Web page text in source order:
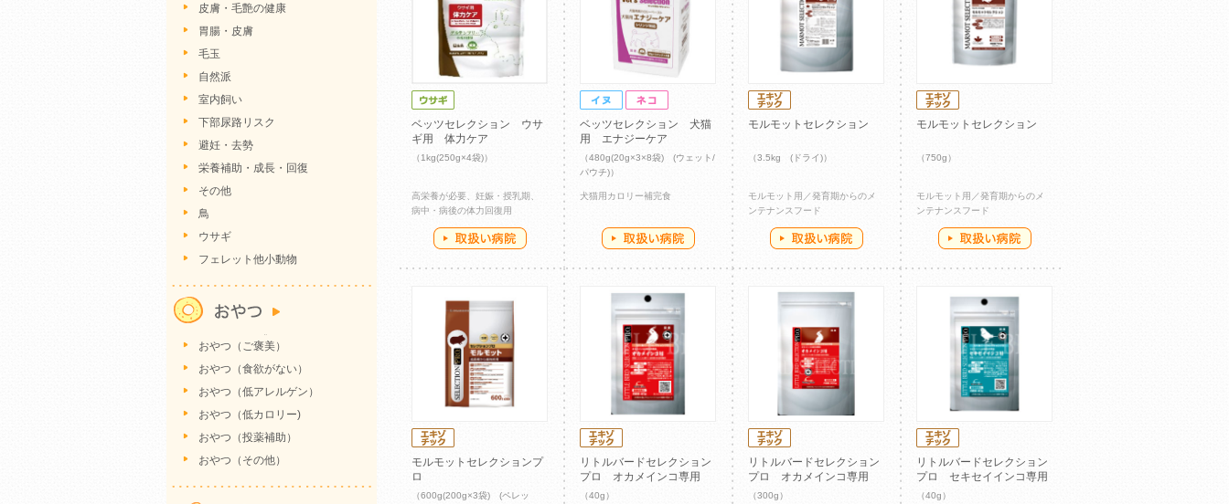
ベッツセレクション ウサ
ギ用 体力ケア
（1kg(250g×4袋)）
高栄養が必要、妊娠・授乳期、
病中・病後の体力回復用
ベッツセレクション 犬猫
用 エナジーケア
（480g(20g×3×8袋) (ウェット/
パウチ)）
犬猫用カロリー補完食
モルモットセレクション
（3.5kg (ドライ)）
モルモット用／発育期からのメ
ンテナンスフード
モルモットセレクション
（750g）
モルモット用／発育期からのメ
ンテナンスフード
モルモットセレクションプ
ロ
（600g(200g×3袋) (ペレッ
リトルバードセレクション
プロ オカメインコ専用
（40g）
リトルバードセレクション
プロ オカメインコ専用
（300g）
リトルバードセレクション
プロ セキセイインコ専用
（40g）
皮膚・毛艶の健康
胃腸・皮膚
毛玉
自然派
室内飼い
下部尿路リスク
避妊・去勢
栄養補助・成長・回復
その他
鳥
ウサギ
フェレット他小動物
おやつ（ご褒美）
おやつ（食欲がない）
おやつ（低アレルゲン）
おやつ（低カロリー)
おやつ（投薬補助）
おやつ（その他）